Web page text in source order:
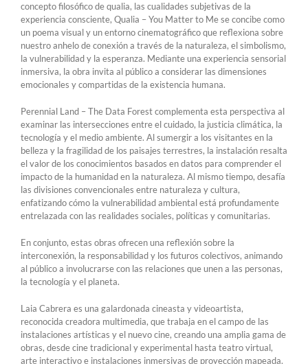
concepto filosófico de qualia, las cualidades subjetivas de la
experiencia consciente, Qualia – You Matter to Me se concibe como
un poema visual y un entorno cinematográfico que reflexiona sobre
nuestro anhelo de conexión a través de la naturaleza, el simbolismo,
la vulnerabilidad y la esperanza. Mediante una experiencia sensorial
inmersiva, la obra invita al público a considerar las dimensiones
emocionales y compartidas de la existencia humana.
Perennial Land – The Data Forest complementa esta perspectiva al
examinar las intersecciones entre el cuidado, la justicia climática, la
tecnología y el medio ambiente. Al sumergir a los visitantes en la
belleza y la fragilidad de los paisajes terrestres, la instalación resalta
el valor de los conocimientos basados ​​en datos para comprender el
impacto de la humanidad en la naturaleza. Al mismo tiempo, desafía
las divisiones convencionales entre naturaleza y cultura,
enfatizando cómo la vulnerabilidad ambiental está profundamente
entrelazada con las realidades sociales, políticas y comunitarias.
En conjunto, estas obras ofrecen una reflexión sobre la
interconexión, la responsabilidad y los futuros colectivos, animando
al público a involucrarse con las relaciones que unen a las personas,
la tecnología y el planeta.
Laia Cabrera es una galardonada cineasta y videoartista,
reconocida creadora multimedia, que trabaja en el campo de las
instalaciones artísticas y el nuevo cine, creando una amplia gama de
obras, desde cine tradicional y experimental hasta teatro virtual,
arte interactivo e instalaciones inmersivas de proyección mapeada.